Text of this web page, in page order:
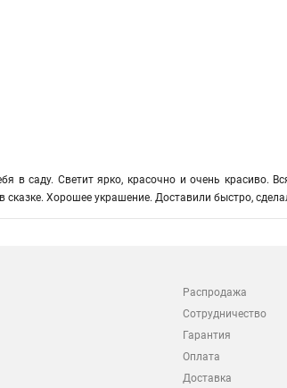
в саду. Светит ярко, красочно и очень
сказке. Хорошее украшение. Доставили быстро,
Распродажа
Сотрудничество
Гарантия
Оплата
Доставка